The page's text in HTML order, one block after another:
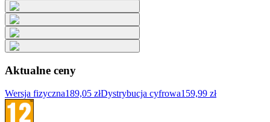
Aktualne ceny
Wersja fizyczna189,05 złDystrybucja cyfrowa159,99 zł